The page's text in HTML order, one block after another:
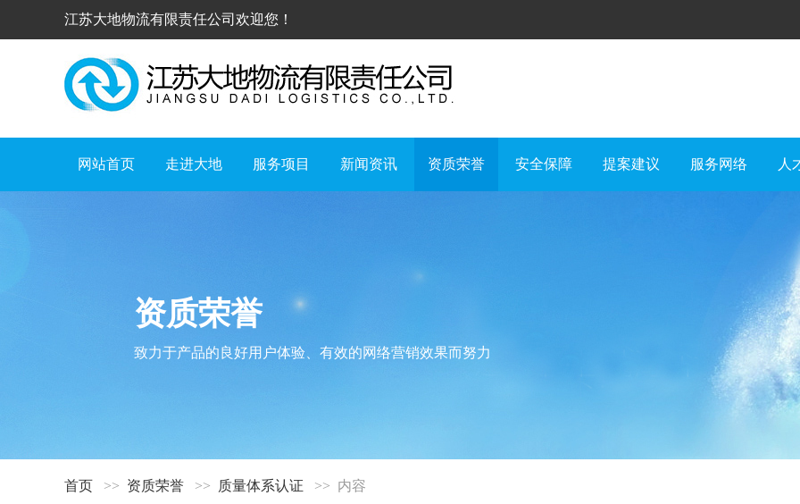
江苏大地物流有限责任公司欢迎您！
网站首页 走进大地 服务项目 新闻资讯 资质荣誉 安全保障 提案建议 服务网络 人
资质荣誉
致力于产品的良好用户体验、有效的网络营销效果而努力
首页 资质荣誉 质量体系认证 内容